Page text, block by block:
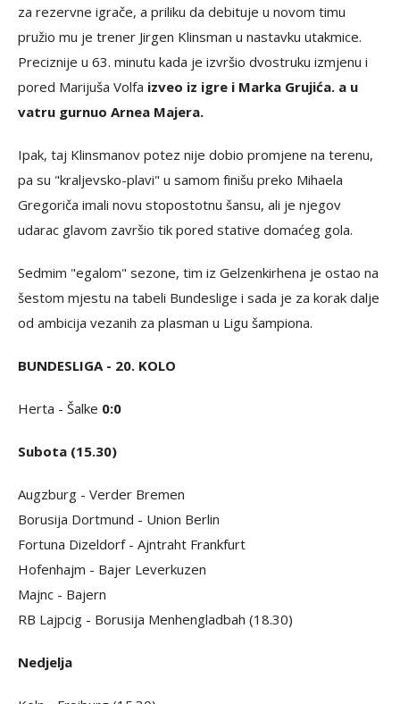
za rezervne igrače, a priliku da debituje u novom timu
pružio mu je trener Jirgen Klinsman u nastavku utakmice.
Preciznije u 63. minutu kada je izvršio dvostruku izmjenu i
pored Marijuša Volfa izveo iz igre i Marka Grujića. a u
vatru gurnuo Arnea Majera.
Ipak, taj Klinsmanov potez nije dobio promjene na terenu,
pa su "kraljevsko-plavi" u samom finišu preko Mihaela
Gregoriča imali novu stopostotnu šansu, ali je njegov
udarac glavom završio tik pored stative domaćeg gola.
Sedmim "egalom" sezone, tim iz Gelzenkirhena je ostao na
šestom mjestu na tabeli Bundeslige i sada je za korak dalje
od ambicija vezanih za plasman u Ligu šampiona.
BUNDESLIGA - 20. KOLO
Herta - Šalke 0:0
Subota (15.30)
Augzburg - Verder Bremen
Borusija Dortmund - Union Berlin
Fortuna Dizeldorf - Ajntraht Frankfurt
Hofenhajm - Bajer Leverkuzen
Majnc - Bajern
RB Lajpcig - Borusija Menhengladbah (18.30)
Nedjelja